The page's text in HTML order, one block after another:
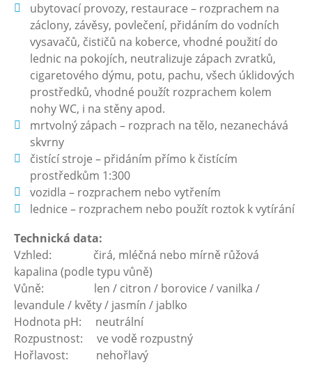
ubytovací provozy, restaurace – rozprachem na
záclony, závěsy, povlečení, přidáním do vodních
vysavačů, čističů na koberce, vhodné použití do
lednic na pokojích, neutralizuje zápach zvratků,
cigaretového dýmu, potu, pachu, všech úklidových
prostředků, vhodné použít rozprachem kolem
nohy WC, i na stěny apod.
mrtvolný zápach – rozprach na tělo, nezanechává
skvrny
čistící stroje – přidáním přímo k čistícím
prostředkům 1:300
vozidla – rozprachem nebo vytřením
lednice – rozprachem nebo použít roztok k vytírání
Technická data:
Vzhled: čirá, mléčná nebo mírně růžová
kapalina (podle typu vůně)
Vůně: len / citron / borovice / vanilka /
levandule / květy / jasmín / jablko
Hodnota pH: neutrální
Rozpustnost: ve vodě rozpustný
Hořlavost: nehořlavý